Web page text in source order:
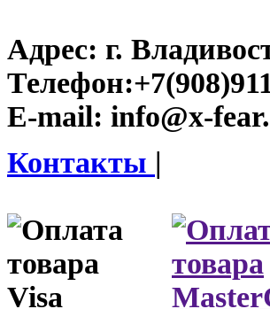
Адрес: г.
Телефон:
E-mail: info@x-
Контакты |